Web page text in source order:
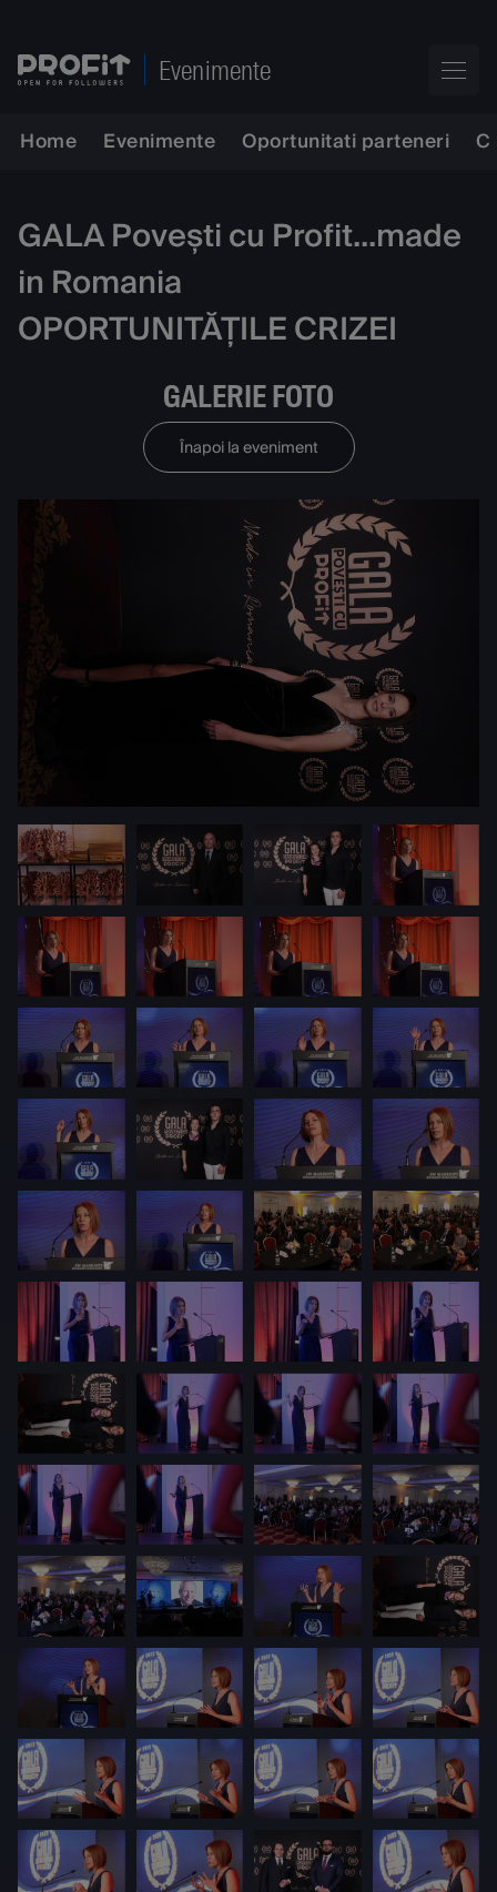
Evenimente
Home Evenimente Oportunitati parteneri
GALA Povești cu Profit...made
in Romania
OPORTUNITĂȚILE CRIZEI
GALERIE FOTO
Înapoi la eveniment